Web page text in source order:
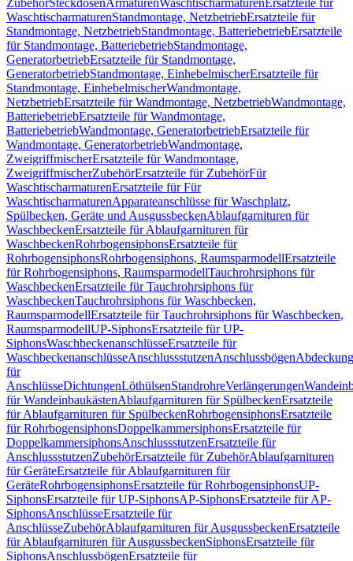
ZubehörSteckdosenArmaturenWaschtischarmaturen Ersatzteile für
WaschtischarmaturenStandmontage, NetzbetriebErsatzteile für
Standmontage, NetzbetriebStandmontage, BatteriebetriebErsatzteile
für Standmontage, BatteriebetriebStandmontage,
GeneratorbetriebErsatzteile für Standmontage,
GeneratorbetriebStandmontage, EinhebelmischerErsatzteile für
Standmontage, EinhebelmischerWandmontage,
NetzbetriebErsatzteile für Wandmontage, NetzbetriebWandmontage,
BatteriebetriebErsatzteile für Wandmontage,
BatteriebetriebWandmontage, GeneratorbetriebErsatzteile für
Wandmontage, GeneratorbetriebWandmontage,
ZweigriffmischerErsatzteile für Wandmontage,
ZweigriffmischerZubehörErsatzteile für ZubehörFür
WaschtischarmaturenErsatzteile für Für
WaschtischarmaturenApparateanschlüsse für Waschplatz,
Spülbecken, Geräte und AusgussbeckenAblaufgarnituren für
WaschbeckenErsatzteile für Ablaufgarnituren für
WaschbeckenRohrbogensiphonsErsatzteile für
RohrbogensiphonsRohrbogensiphons, RaumsparmodellErsatzteile
für Rohrbogensiphons, RaumsparmodellTauchrohrsiphons für
WaschbeckenErsatzteile für Tauchrohrsiphons für
WaschbeckenTauchrohrsiphons für Waschbecken,
RaumsparmodellErsatzteile für Tauchrohrsiphons für Waschbecken,
RaumsparmodellUP-SiphonsErsatzteile für UP-
SiphonsWaschbeckenanschlüsseErsatzteile für
WaschbeckenanschlüsseAnschlussstutzenAnschlussbögen
für
AnschlüsseDichtungenLöthülsenStandrohreVerlängerungen
für WandeinbaukästenAblaufgarnituren für SpülbeckenErsatzteile
für Ablaufgarnituren für SpülbeckenRohrbogensiphonsErsatzteile
für RohrbogensiphonsDoppelkammersiphonsErsatzteile für
DoppelkammersiphonsAnschlussstutzenErsatzteile für
AnschlussstutzenZubehörErsatzteile für ZubehörAblaufgarnituren
für GeräteErsatzteile für Ablaufgarnituren für
GeräteRohrbogensiphonsErsatzteile für RohrbogensiphonsUP-
SiphonsErsatzteile für UP-SiphonsAP-SiphonsErsatzteile für AP-
SiphonsAnschlüsseErsatzteile für
AnschlüsseZubehörAblaufgarnituren für AusgussbeckenErsatzteile
für Ablaufgarnituren für AusgussbeckenSiphonsErsatzteile für
SiphonsAnschlussbögenErsatzteile für